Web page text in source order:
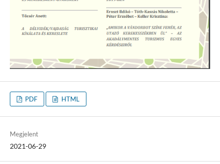
PDF HTML
Megjelent
2021-06-29